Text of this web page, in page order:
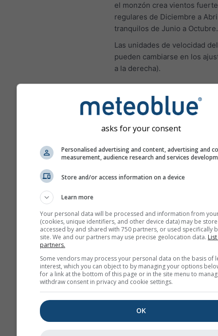
el monzón crea vientos
regulares de Diciembre a
tranquilos de Junio a Octubre.
Las unidades de velocidad
pueden cambiarse en los
a la derecha).
Rosa de los ventos
asks for your consent
Personalised advertising and content, advertising and
measurement, audience research and services
Store and/or access information on a device
Learn more
Your personal data will be processed and information from
(cookies, unique identifiers, and other device data) may be
accessed by and shared with 750 partners, or used specifically
site. We and our partners may use precise geolocation data.
partners.
Some vendors may process your personal data on the basis of
interest, which you can object to by managing your options
for a link at the bottom of this page or in the site menu to
withdraw consent in privacy and cookie settings.
OK